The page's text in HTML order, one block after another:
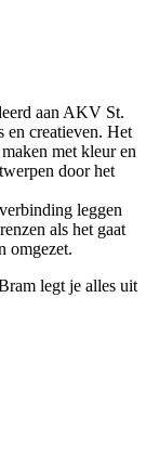
aan AKV St.
en creatieven. Het
met kleur en
door het
leggen
als het gaat
omgezet.
legt je alles uit